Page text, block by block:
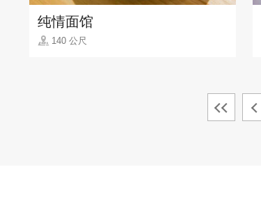
纯情面馆
140 公尺